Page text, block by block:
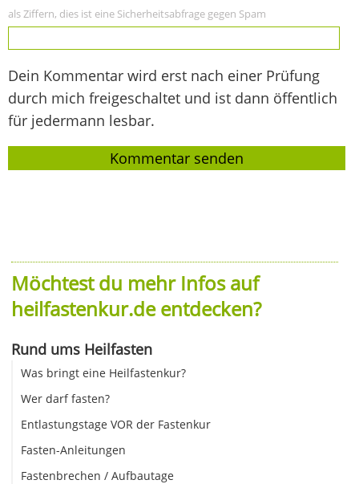
als Ziffern, dies ist eine Sicherheitsabfrage gegen Spam
Dein Kommentar wird erst nach einer Prüfung
durch mich freigeschaltet und ist dann öffentlich
für jedermann lesbar.
Möchtest du mehr Infos auf
heilfastenkur.de entdecken?
Rund ums Heilfasten
Was bringt eine Heilfastenkur?
Wer darf fasten?
Entlastungstage VOR der Fastenkur
Fasten-Anleitungen
Fastenbrechen / Aufbautage